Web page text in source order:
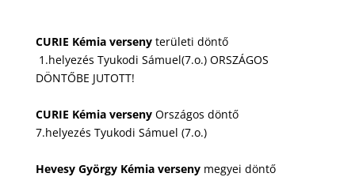
CURIE Kémia versenyterületi döntő
1.helyezés Tyukodi Sámuel(7.o.) ORSZÁGOS
DÖNTŐBE JUTOTT!
CURIE Kémia versenyOrszágos döntő
7.helyezés Tyukodi Sámuel (7.o.)
Hevesy György Kémia versenymegyei döntő